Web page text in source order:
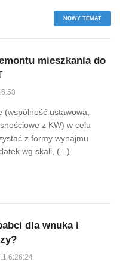
NOWY TEMAT
mieszkania do
ustawowa,
z KW) w celu
z formy wynajmu
wg skali, (...)
dla wnuka i
6:26:24